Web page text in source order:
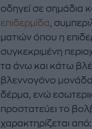
οδηγεί σε σημάδια
επιδερμίδα,
ματιών όπου η
συγκεκριμένη
τα άνω και κάτω
βλεννογόνο μονάδα
δέρμα, ενώ
προστατεύει το
χαρακτηρίζεται από:
Η απόλυτη
δροσερή σαλάτα με
καρπούζι, φέτα και
που θα λατρέψετε